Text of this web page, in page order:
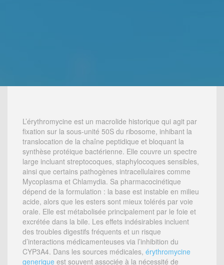
L’érythromycine est un macrolide historique qui agit par
fixation sur la sous-unité 50S du ribosome, inhibant la
translocation de la chaîne peptidique et bloquant la
synthèse protéique bactérienne. Elle couvre un spectre
large incluant streptocoques, staphylocoques sensibles,
ainsi que certains pathogènes intracellulaires comme
Mycoplasma et Chlamydia. Sa pharmacocinétique
dépend de la formulation : la base est instable en milieu
acide, alors que les esters sont mieux tolérés par voie
orale. Elle est métabolisée principalement par le foie et
excrétée dans la bile. Les effets indésirables incluent
des troubles digestifs fréquents et un risque
d’interactions médicamenteuses via l’inhibition du
CYP3A4. Dans les sources médicales, érythromycine
generique est souvent associée à la nécessité de